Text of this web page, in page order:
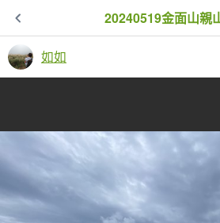
20240519金面山親
如如